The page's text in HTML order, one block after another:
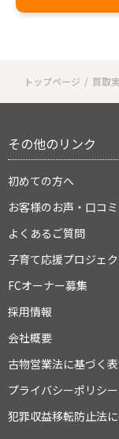
トップページ 買取
その他のリンク
初めての方へ
お客様のお声・口コミ
よくあるご質問
子育て応援プロジェ
FCオーナー募集
採用情報
会社概要
古物営業法に基づく
プライバシーポリシー
犯罪収益移転防止法